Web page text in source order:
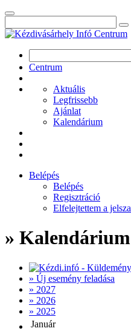
Centrum
Aktuális
Legfrissebb
Ajánlat
Kalendárium
Belépés
Belépés
Regisztráció
Elfelejtettem a
» Kalendárium
» Új esemény feladása
» 2027
» 2026
» 2025
Január